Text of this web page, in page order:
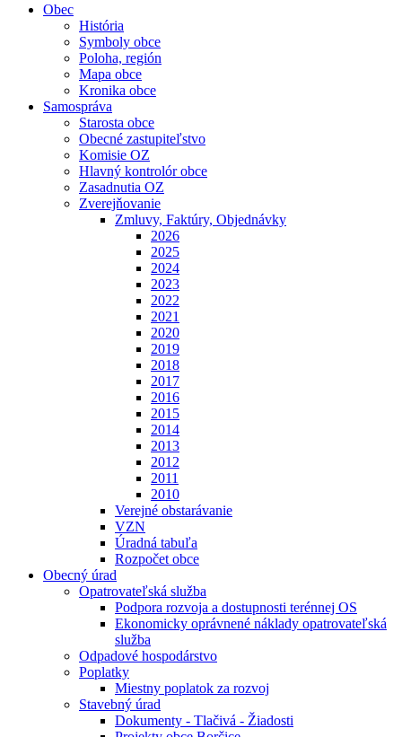
Obec
História
Symboly obce
Poloha, región
Mapa obce
Kronika obce
Samospráva
Starosta obce
Obecné zastupiteľstvo
Komisie OZ
Hlavný kontrolór obce
Zasadnutia OZ
Zverejňovanie
Zmluvy, Faktúry, Objednávky
2026
2025
2024
2023
2022
2021
2020
2019
2018
2017
2016
2015
2014
2013
2012
2011
2010
Verejné obstarávanie
VZN
Úradná tabuľa
Rozpočet obce
Obecný úrad
Opatrovateľská služba
Podpora rozvoja a dostupnosti terénnej OS
Ekonomicky oprávnené náklady opatrovateľská
služba
Odpadové hospodárstvo
Poplatky
Miestny poplatok za rozvoj
Stavebný úrad
Dokumenty - Tlačivá - Žiadosti